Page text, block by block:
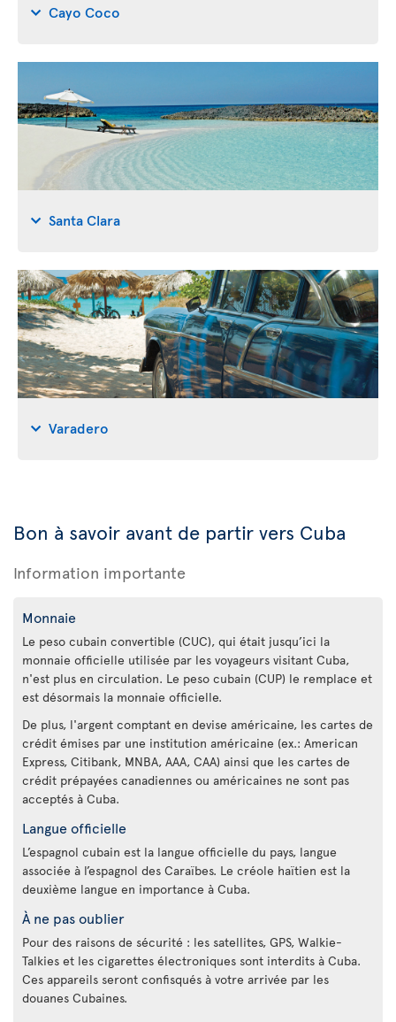
Cayo Coco
Santa Clara
Varadero
Bon à savoir avant de partir vers Cuba
Information importante
Monnaie
Le peso cubain convertible (CUC), qui était jusqu’ici la
monnaie officielle utilisée par les voyageurs visitant Cuba,
n'est plus en circulation. Le peso cubain (CUP) le remplace et
est désormais la monnaie officielle.
De plus, l'argent comptant en devise américaine, les cartes de
crédit émises par une institution américaine (ex.: American
Express, Citibank, MNBA, AAA, CAA) ainsi que les cartes de
crédit prépayées canadiennes ou américaines ne sont pas
acceptés à Cuba.
Langue officielle
L’espagnol cubain est la langue officielle du pays, langue
associée à l’espagnol des Caraïbes. Le créole haïtien est la
deuxième langue en importance à Cuba.
À ne pas oublier
Pour des raisons de sécurité : les satellites, GPS, Walkie-
Talkies et les cigarettes électroniques sont interdits à Cuba.
Ces appareils seront confisqués à votre arrivée par les
douanes Cubaines.